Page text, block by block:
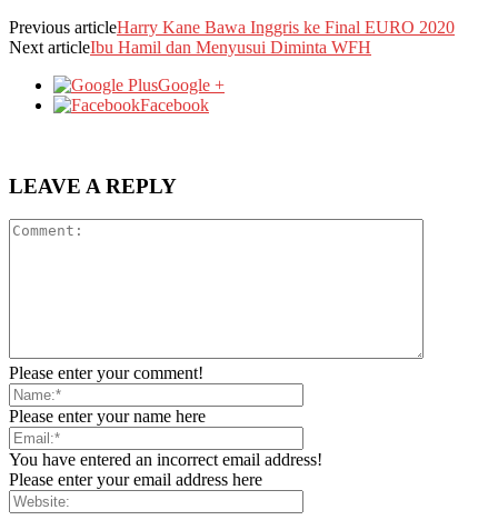
Previous articleHarry Kane Bawa Inggris ke Final EURO 2020
Next articleIbu Hamil dan Menyusui Diminta WFH
Google +
Facebook
LEAVE A REPLY
Please enter your comment!
Please enter your name here
You have entered an incorrect email address!
Please enter your email address here